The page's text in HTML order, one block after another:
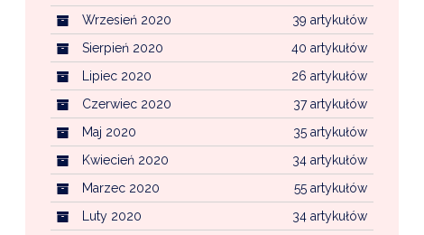
39 artykułów
Wrzesień 2020
40 artykułów
Sierpień 2020
26 artykułów
Lipiec 2020
37 artykułów
Czerwiec 2020
35 artykułów
Maj 2020
34 artykułów
Kwiecień 2020
55 artykułów
Marzec 2020
34 artykułów
Luty 2020